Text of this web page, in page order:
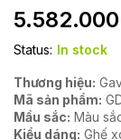
5.582.000
Status: In stock
Thương hiệu:
Mã sản phẩm:
Mầu sắc: Màu
Kiểu dáng: Ghế